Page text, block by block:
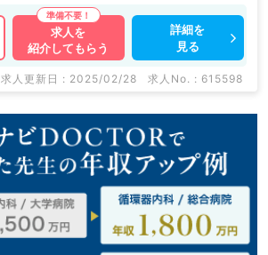
求人を
紹介してもらう
詳細を
見る
求人更新日 : 2025/02/28 求人No. : 615598